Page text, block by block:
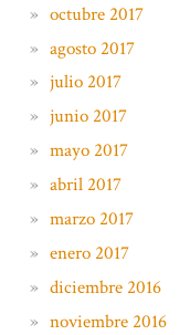
octubre 2017
agosto 2017
julio 2017
junio 2017
mayo 2017
abril 2017
marzo 2017
enero 2017
diciembre 2016
noviembre 2016